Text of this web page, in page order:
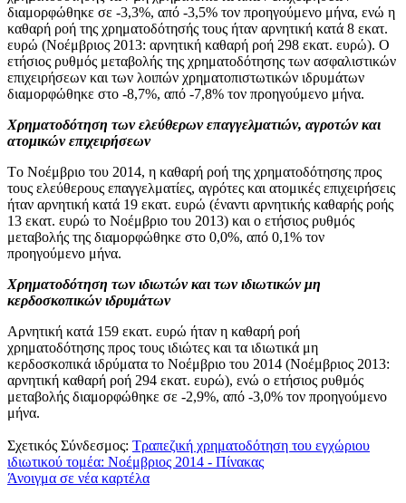
διαμορφώθηκε σε -3,3%, από -3,5% τον προηγούμενο μήνα, ενώ η
καθαρή ροή της χρηματοδότησής τους ήταν αρνητική κατά 8 εκατ.
ευρώ (Νοέμβριος 2013: αρνητική καθαρή ροή 298 εκατ. ευρώ). Ο
ετήσιος ρυθμός μεταβολής της χρηματοδότησης των ασφαλιστικών
επιχειρήσεων και των λοιπών χρηματοπιστωτικών ιδρυμάτων
διαμορφώθηκε στο -8,7%, από -7,8% τον προηγούμενο μήνα.
Χρηματοδότηση των ελεύθερων επαγγελματιών, αγροτών και
ατομικών επιχειρήσεων
Tο Νοέμβριο του 2014, η καθαρή ροή της χρηματοδότησης προς
τους ελεύθερους επαγγελματίες, αγρότες και ατομικές επιχειρήσεις
ήταν αρνητική κατά 19 εκατ. ευρώ (έναντι αρνητικής καθαρής ροής
13 εκατ. ευρώ το Νοέμβριο του 2013) και ο ετήσιος ρυθμός
μεταβολής της διαμορφώθηκε στο 0,0%, από 0,1% τον
προηγούμενο μήνα.
Χρηματοδότηση των ιδιωτών και των ιδιωτικών μη
κερδοσκοπικών ιδρυμάτων
Αρνητική κατά 159 εκατ. ευρώ ήταν η καθαρή ροή
χρηματοδότησης προς τους ιδιώτες και τα ιδιωτικά μη
κερδοσκοπικά ιδρύματα το Νοέμβριο του 2014 (Νοέμβριος 2013:
αρνητική καθαρή ροή 294 εκατ. ευρώ), ενώ ο ετήσιος ρυθμός
μεταβολής διαμορφώθηκε σε -2,9%, από -3,0% τον προηγούμενο
μήνα.
Σχετικός Σύνδεσμος: Τραπεζική χρηματοδότηση του εγχώριου
ιδιωτικού τομέα: Νοέμβριος 2014 - Πίνακας
Άνοιγμα σε νέα καρτέλα